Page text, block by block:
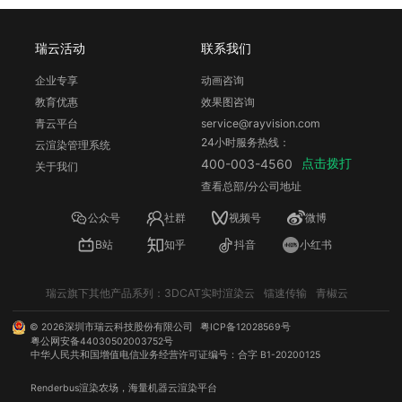
瑞云活动
企业专享
教育优惠
青云平台
云渲染管理系统
关于我们
联系我们
动画咨询
效果图咨询
service@rayvision.com
24小时服务热线：
400-003-4560 点击拨打
查看总部/分公司地址
公众号 社群 视频号
微博
B站
知乎 抖音 小红书
瑞云旗下其他产品系列： 3DCAT实时渲染云 镭速传输 青椒云
© 2026深圳市瑞云科技股份有限公司
粤ICP备12028569号
粤公网安备44030502003752号
中华人民共和国增值电信业务经营许可证编号：合字 B1-20200125
Renderbus渲染农场 ，海量机器云渲染平台